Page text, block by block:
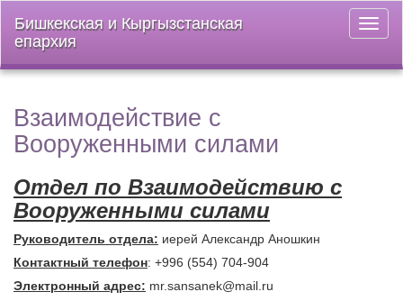
меню
Бишкекская и Кыргызстанская
епархия
Взаимодействие с
Вооруженными силами
Отдел по Взаимодействию с
Вооруженными силами
Руководитель отдела: иерей Александр Аношкин
Контактный телефон: +996 (554) 704-904
Электронный адрес: mr.sansanek@mail.ru